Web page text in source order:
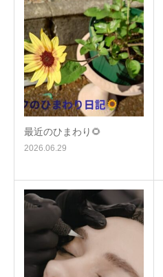
最近のひまわり🌻
2026.06.29